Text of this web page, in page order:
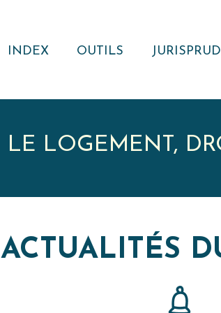
INDEX OUTILS
RECUEIL DE
RESSOURCE
EXTERNE
LE LOGEMENT,
ACTUALITÉS